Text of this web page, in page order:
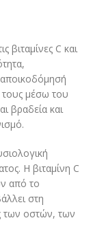
βιταμίνες C και
τους μέσω του
βραδεία και
Η βιταμίνη C
από το
στη
των οστών, των